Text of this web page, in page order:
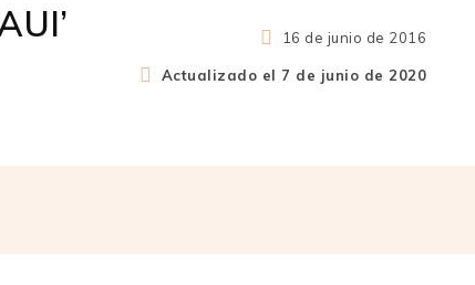
16 de junio de 2016
Actualizado el 7 de junio de 2020